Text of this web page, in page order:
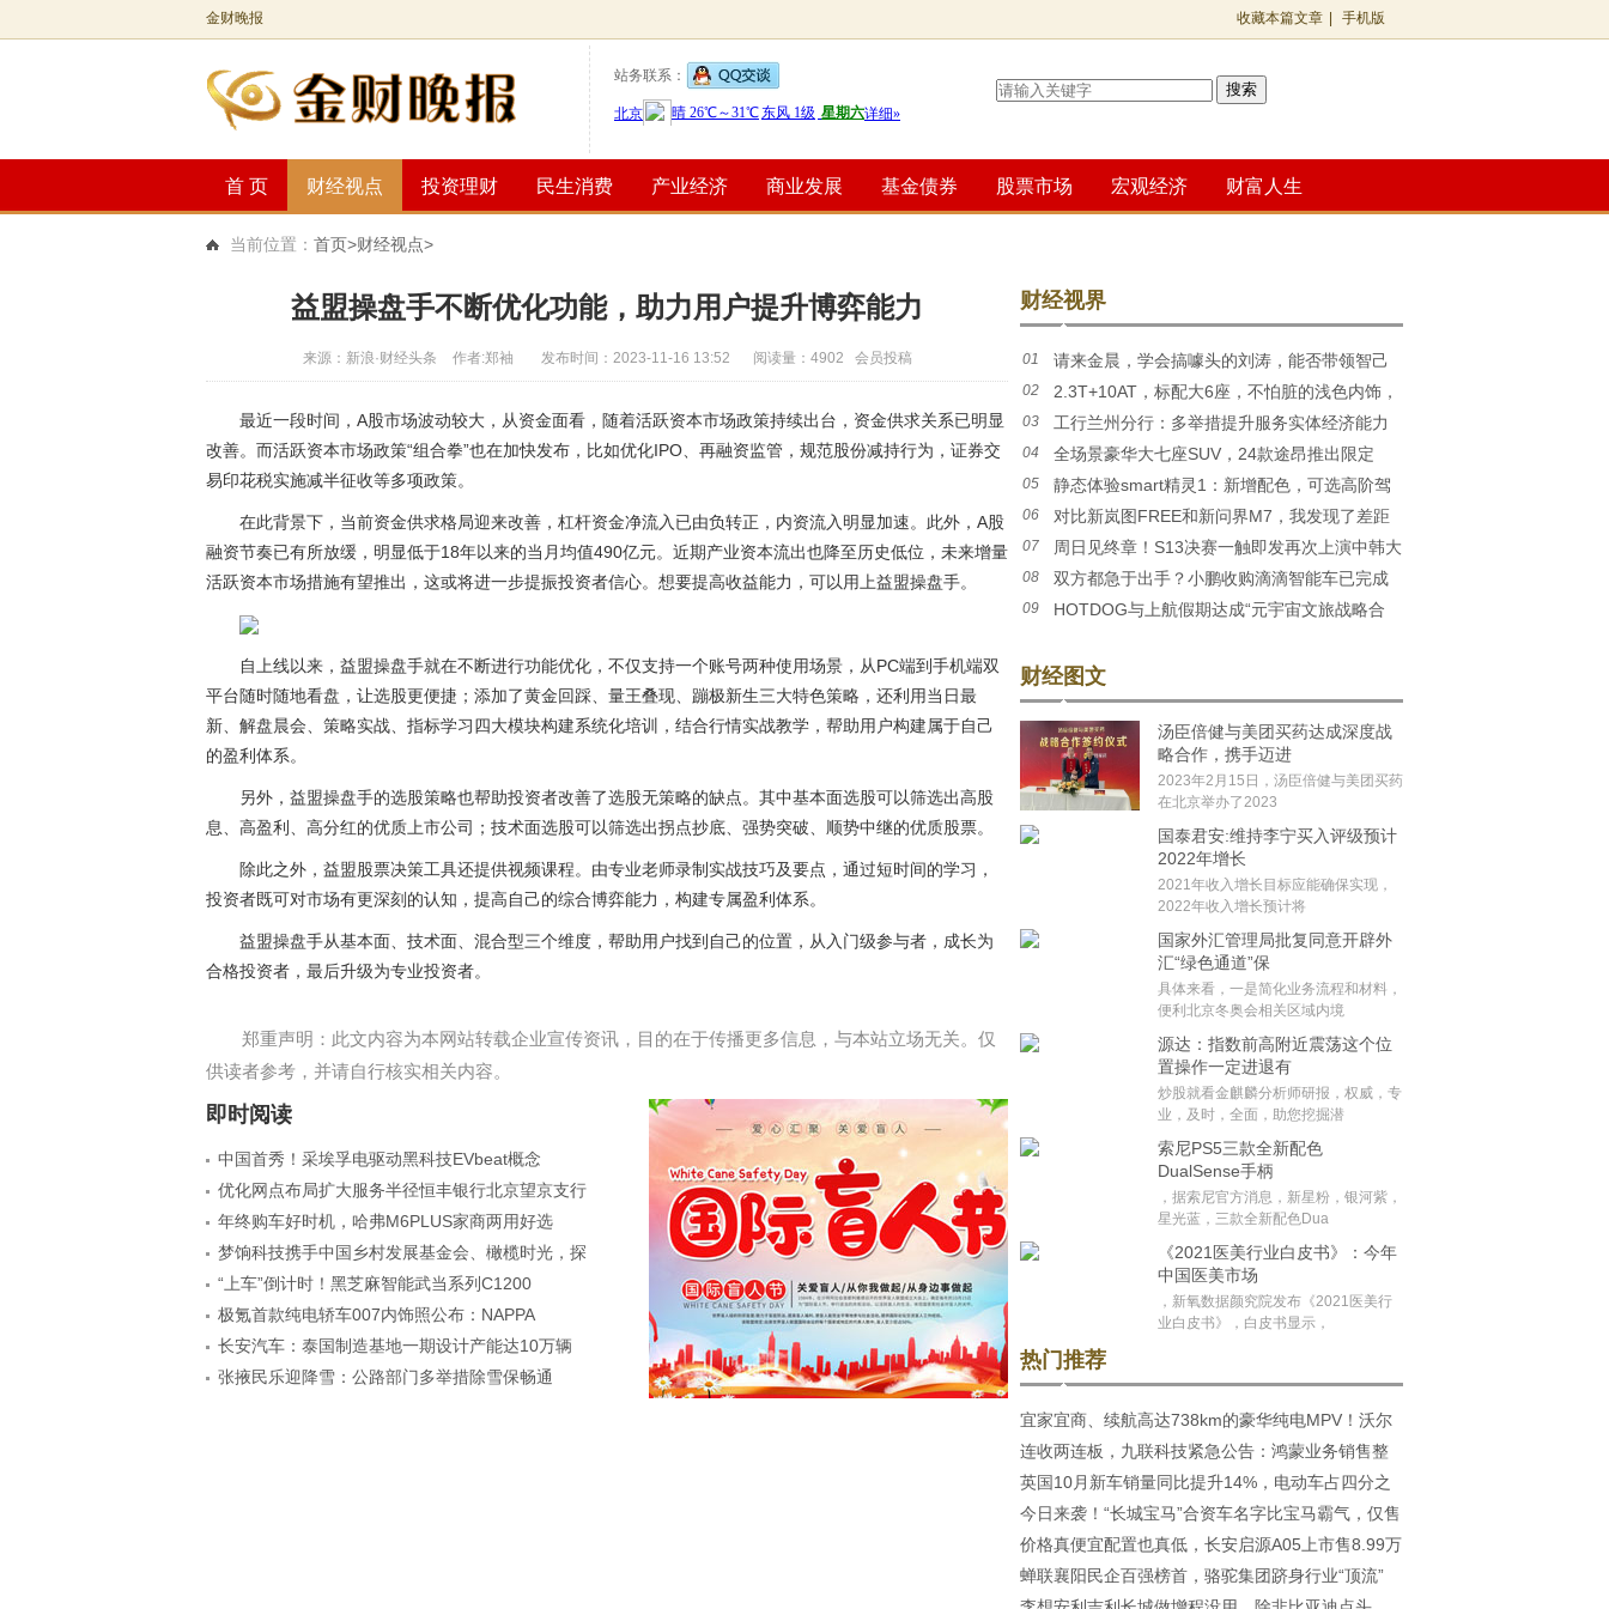
金财晚报 收藏本篇文章 手机版
站务联系：
搜索
首 页 财经视点 投资理财 民生消费 产业经济 商业发展 基金债券 股票市场 宏观经济 财富人生
当前位置： 首页>财经视点>
益盟操盘手不断优化功能，助力用户提升博弈能力
来源：新浪·财经头条 作者:郑袖 发布时间：2023-11-16 13:52 阅读量：4902 会员投稿
最近一段时间，A股市场波动较大，从资金面看，随着活跃资本市场政策持续出台，资金供求关系已明显
改善。而活跃资本市场政策“组合拳”也在加快发布，比如优化IPO、再融资监管，规范股份减持行为，证券交
易印花税实施减半征收等多项政策。
在此背景下，当前资金供求格局迎来改善，杠杆资金净流入已由负转正，内资流入明显加速。此外，A股
融资节奏已有所放缓，明显低于18年以来的当月均值490亿元。近期产业资本流出也降至历史低位，未来增量
活跃资本市场措施有望推出，这或将进一步提振投资者信心。想要提高收益能力，可以用上益盟操盘手。
自上线以来，益盟操盘手就在不断进行功能优化，不仅支持一个账号两种使用场景，从PC端到手机端双
平台随时随地看盘，让选股更便捷；添加了黄金回踩、量王叠现、蹦极新生三大特色策略，还利用当日最
新、解盘晨会、策略实战、指标学习四大模块构建系统化培训，结合行情实战教学，帮助用户构建属于自己
的盈利体系。
另外，益盟操盘手的选股策略也帮助投资者改善了选股无策略的缺点。其中基本面选股可以筛选出高股
息、高盈利、高分红的优质上市公司；技术面选股可以筛选出拐点抄底、强势突破、顺势中继的优质股票。
除此之外，益盟股票决策工具还提供视频课程。由专业老师录制实战技巧及要点，通过短时间的学习，
投资者既可对市场有更深刻的认知，提高自己的综合博弈能力，构建专属盈利体系。
益盟操盘手从基本面、技术面、混合型三个维度，帮助用户找到自己的位置，从入门级参与者，成长为
合格投资者，最后升级为专业投资者。
郑重声明：此文内容为本网站转载企业宣传资讯，目的在于传播更多信息，与本站立场无关。仅
供读者参考，并请自行核实相关内容。
即时阅读
中国首秀！采埃孚电驱动黑科技EVbeat概念
优化网点布局扩大服务半径恒丰银行北京望京支行
年终购车好时机，哈弗M6PLUS家商两用好选
梦饷科技携手中国乡村发展基金会、橄榄时光，探
“上车”倒计时！黑芝麻智能武当系列C1200
极氪首款纯电轿车007内饰照公布：NAPPA
长安汽车：泰国制造基地一期设计产能达10万辆
张掖民乐迎降雪：公路部门多举措除雪保畅通
财经视界
01
请来金晨，学会搞噱头的刘涛，能否带领智己
LS6掀桌子呢？
02
2.3T+10AT，标配大6座，不怕脏的浅色内饰，
有福利
03 工行兰州分行：多举措提升服务实体经济能力
04
全场景豪华大七座SUV，24款途昂推出限定
版，比揽境时尚
05
静态体验smart精灵1：新增配色，可选高阶驾
驶辅助
06 对比新岚图FREE和新问界M7，我发现了差距
07
周日见终章！S13决赛一触即发再次上演中韩大
战
08
双方都急于出手？小鹏收购滴滴智能车已完成
交割
09
HOTDOG与上航假期达成“元宇宙文旅战略合
财经图文
汤臣倍健与美团买药达成深度战
略合作，携手迈进
2023年2月15日，汤臣倍健与美团买药
在北京举办了2023
国泰君安:维持李宁买入评级预计
2022年增长
2021年收入增长目标应能确保实现，
2022年收入增长预计将
国家外汇管理局批复同意开辟外
汇“绿色通道”保
具体来看，一是简化业务流程和材料，
便利北京冬奥会相关区域内境
源达：指数前高附近震荡这个位
置操作一定进退有
炒股就看金麒麟分析师研报，权威，专
业，及时，全面，助您挖掘潜
索尼PS5三款全新配色
DualSense手柄
，据索尼官方消息，新星粉，银河紫，
星光蓝，三款全新配色Dua
《2021医美行业白皮书》：今年
中国医美市场
，新氧数据颜究院发布《2021医美行
业白皮书》，白皮书显示，
热门推荐
宜家宜商、续航高达738km的豪华纯电MPV！沃尔
沃EM90售价81.8
连收两连板，九联科技紧急公告：鸿蒙业务销售整
体占比不高
英国10月新车销量同比提升14%，电动车占四分之
一
今日来袭！“长城宝马”合资车名字比宝马霸气，仅售
9万不火都难
价格真便宜配置也真低，长安启源A05上市售8.99万
元起
蝉联襄阳民企百强榜首，骆驼集团跻身行业“顶流”